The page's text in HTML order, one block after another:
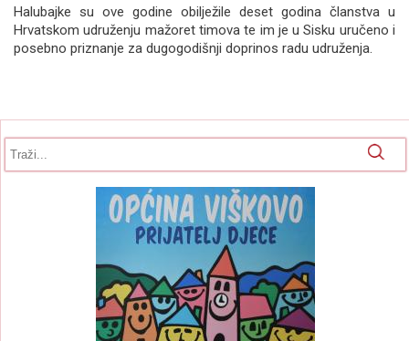
Halubajke su ove godine obilježile deset godina članstva u
Hrvatskom udruženju mažoret timova te im je u Sisku uručeno i
posebno priznanje za dugogodišnji doprinos radu udruženja.